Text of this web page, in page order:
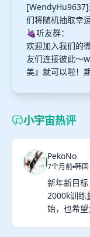
[WendyHu9637]
们将随机抽取幸
🍇听友群：
欢迎加入我们的
友们连接彼此～
美』就可以啦！
小宇宙热评
PekoNo
7个月前 韩国
新年新目
2000k训练
始，也希望